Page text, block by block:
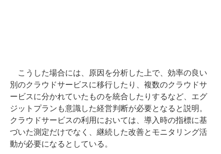
こうした場合には、原因を分析した上で、効率の良い
別のクラウドサービスに移行したり、複数のクラウドサ
ービスに分かれていたものを統合したりするなど、エグ
ジットプランも意識した経営判断が必要となると説明。
クラウドサービスの利用においては、導入時の指標に基
づいた測定だけでなく、継続した改善とモニタリング活
動が必要になるとしている。